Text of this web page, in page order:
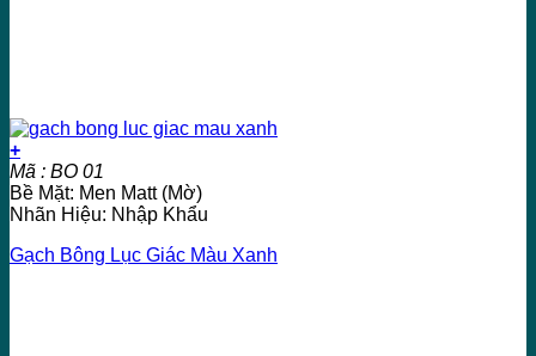
+
Mã : BO 01
Bề Mặt: Men Matt (Mờ)
Nhãn Hiệu: Nhập Khẩu
Gạch Bông Lục Giác Màu Xanh